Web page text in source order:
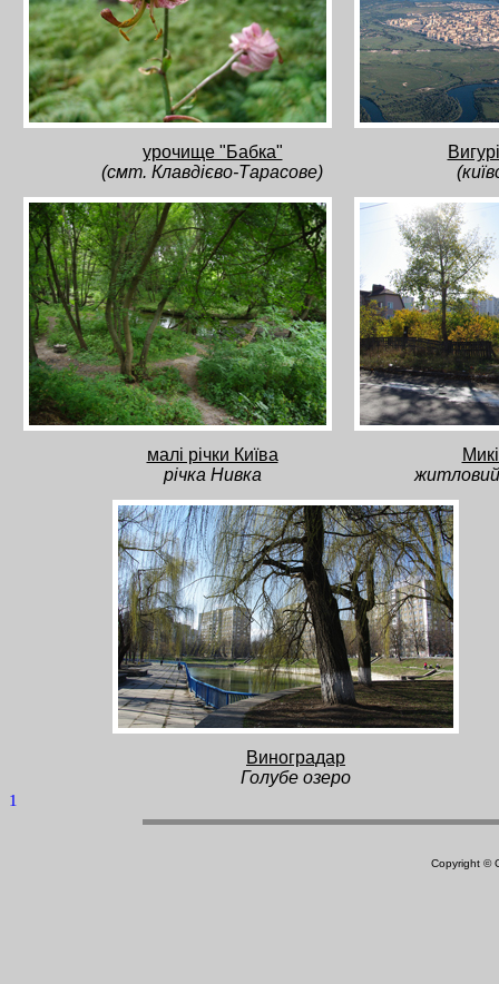
урочище "Бабка"
(смт. Клавдієво-Тарасове)
малі річки Київа
річка Нивка
Виноградар
Голубе озеро
1
Copyright ©